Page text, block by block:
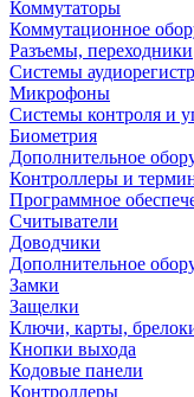
Коммутаторы
Коммутационное
Разъемы, переходники
Системы
Микрофоны
Системы контроля и
Биометрия
Дополнительное
Контроллеры и
Программное
Считыватели
Доводчики
Дополнительное
Замки
Защелки
Ключи, карты,
Кнопки выхода
Кодовые панели
Контроллеры